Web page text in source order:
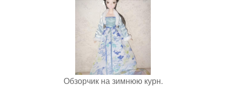
Обзорчик на зимнюю курн.